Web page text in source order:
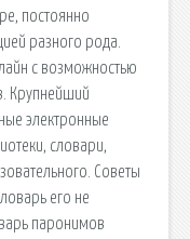
постоянно
разного рода.
с возможностью
Крупнейший
электронные
словари,
Советы
его не
паронимов